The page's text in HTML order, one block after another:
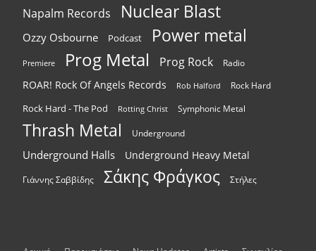
Napalm Records Nuclear Blast
Ozzy Osbourne Podcast Power metal
Premiere Prog Metal Prog Rock Radio
ROAR! Rock Of Angels Records Rob Halford Rock Hard
Rock Hard - The Pod Rotting Christ Symphonic Metal
Thrash Metal Underground
Underground Halls Underground Heavy Metal
Γιάννης Σαββίδης Σάκης Φράγκος Στήλες